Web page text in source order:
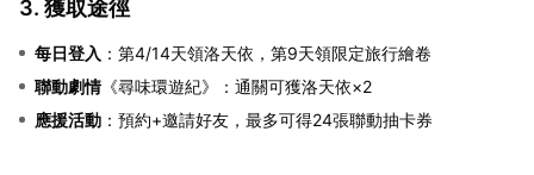
3. 獲取途徑
每日登入 ：第4/14天領洛天依，第9天領限定旅行繪卷
聯動劇情《尋味環遊紀》：通關可獲洛天依×2
應援活動 ：預約+邀請好友，最多可得24張聯動抽卡券